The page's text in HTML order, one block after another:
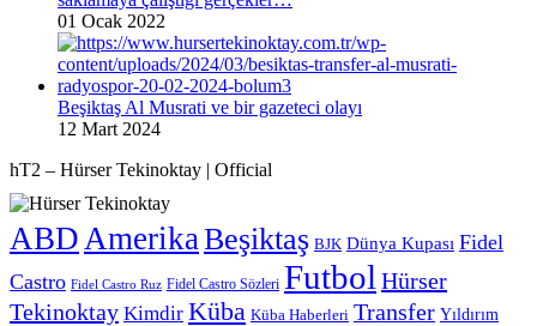
01 Ocak 2022
Beşiktaş Al Musrati ve bir gazeteci olayı
12 Mart 2024
hT2 – Hürser Tekinoktay | Official
ABD Amerika Beşiktaş BJK Dünya Kupası Fidel
Castro Fidel Castro Ruz Fidel Castro Sözleri Futbol Hürser
Tekinoktay Kimdir Küba Küba Haberleri Transfer Yıldırım